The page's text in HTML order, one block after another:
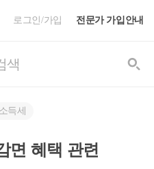
로그인/가입 전문가 가입안내
득세
면 혜택 관련